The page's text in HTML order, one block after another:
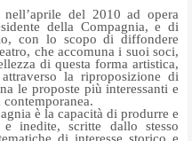
del 2010 ad opera
della Compagnia, e di
con lo scopo di diffondere
che accomuna i suoi soci,
di questa forma artistica,
la riproposizione di
le proposte più interessanti e
è la capacità di produrre e
inedite, scritte dallo stesso
di interesse storico e